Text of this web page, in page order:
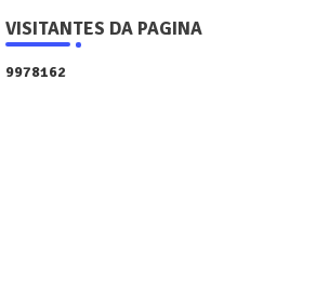
VISITANTES DA PAGINA
9978162